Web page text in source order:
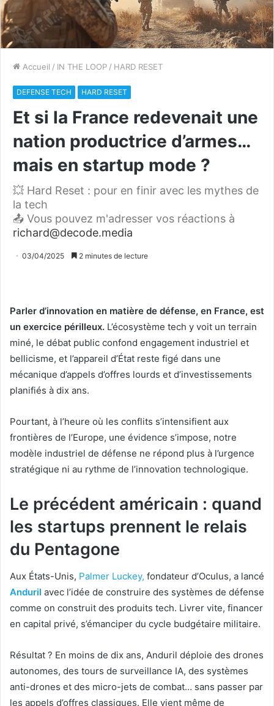
Accueil / IN THE LOOP / HARD RESET
DEFENSE TECH HARD RESET
Et si la France redevenait une
nation productrice d’armes…
mais en startup mode ?
💥 Hard Reset : pour en finir avec les mythes de
la tech
📤 Vous pouvez m'adresser vos réactions à
richard@decode.media
03/04/2025 2 minutes de lecture
Parler d’innovation en matière de défense, en France, est
un exercice périlleux. L’écosystème tech y voit un terrain
miné, le débat public confond engagement industriel et
bellicisme, et l’appareil d’État reste figé dans une
mécanique d’appels d’offres lourds et d’investissements
planifiés à dix ans.
Pourtant, à l’heure où les conflits s’intensifient aux
frontières de l’Europe, une évidence s’impose, notre
modèle industriel de défense ne répond plus à l’urgence
stratégique ni au rythme de l’innovation technologique.
Le précédent américain : quand
les startups prennent le relais
du Pentagone
Aux États-Unis, Palmer Luckey, fondateur d’Oculus, a lancé
Anduril avec l’idée de construire des systèmes de défense
comme on construit des produits tech. Livrer vite, financer
en capital privé, s’émanciper du cycle budgétaire militaire.
Résultat ? En moins de dix ans, Anduril déploie des drones
autonomes, des tours de surveillance IA, des systèmes
anti-drones et des micro-jets de combat… sans passer par
les appels d’offres classiques. Elle vient même de